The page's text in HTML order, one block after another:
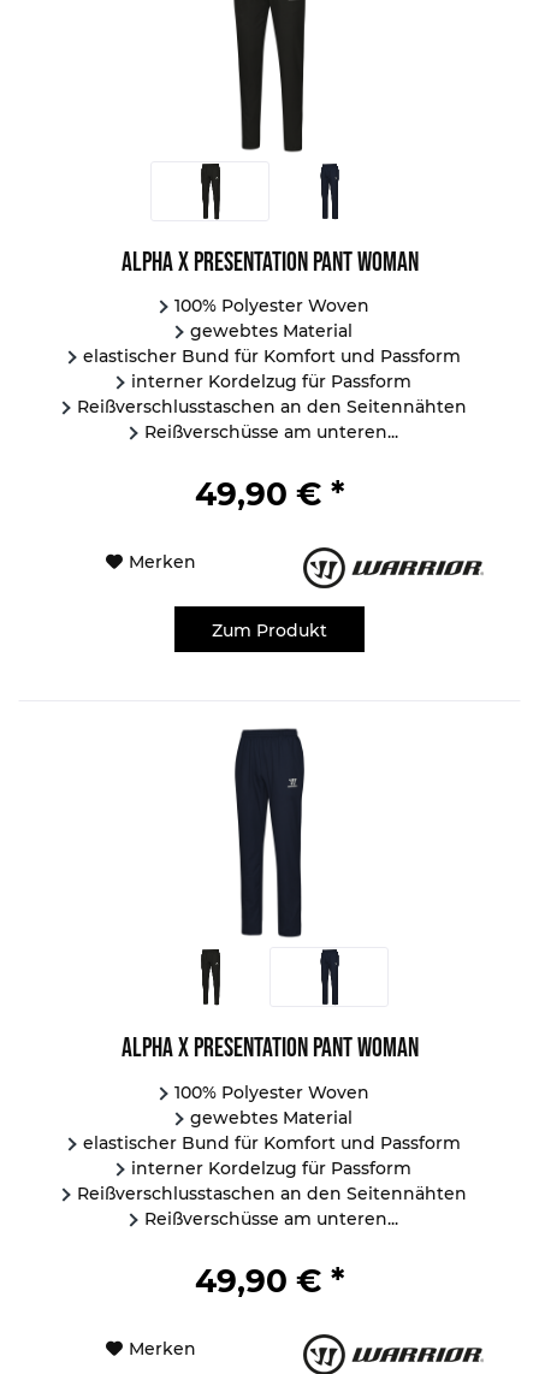
Alpha X Presentation Pant Woman
100% Polyester Woven
gewebtes Material
elastischer Bund für Komfort und Passform
interner Kordelzug für Passform
Reißverschlusstaschen an den Seitennähten
Reißverschüsse am unteren...
49,90 € *
Merken
Zum Produkt
Alpha X Presentation Pant Woman
100% Polyester Woven
gewebtes Material
elastischer Bund für Komfort und Passform
interner Kordelzug für Passform
Reißverschlusstaschen an den Seitennähten
Reißverschüsse am unteren...
49,90 € *
Merken